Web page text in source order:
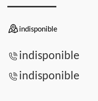
indisponible
indisponible
indisponible